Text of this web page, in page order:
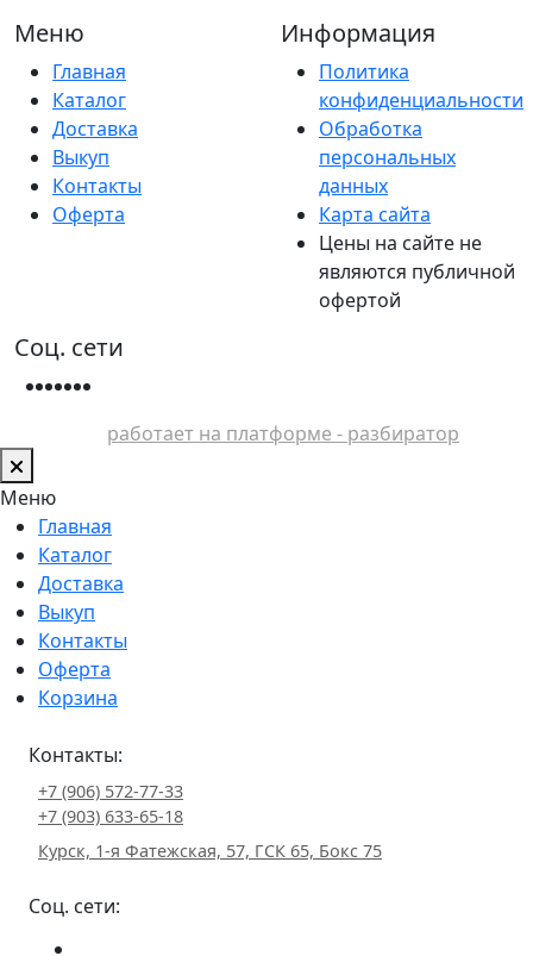
Меню
Главная
Каталог
Доставка
Выкуп
Контакты
Оферта
Информация
Политика
конфиденциальности
Обработка
персональных
данных
Карта сайта
Цены на сайте не
являются публичной
офертой
Соц. сети
работает на платформе - разбиратор
Меню
Главная
Каталог
Доставка
Выкуп
Контакты
Оферта
Корзина
Контакты:
+7 (906) 572-77-33
+7 (903) 633-65-18
Курск, 1-я Фатежская, 57, ГСК 65, Бокс 75
Соц. сети: